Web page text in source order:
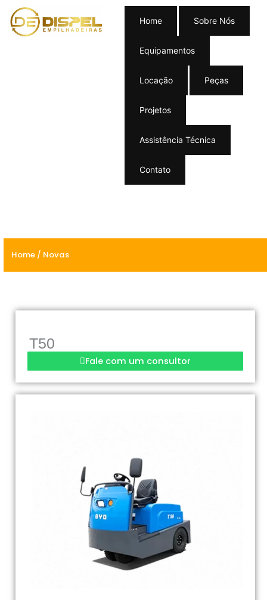
Home Sobre Nós
Equipamentos
Locação Peças
Projetos
Assistência Técnica
Contato
Home / Novas
T50
Fale com um consultor